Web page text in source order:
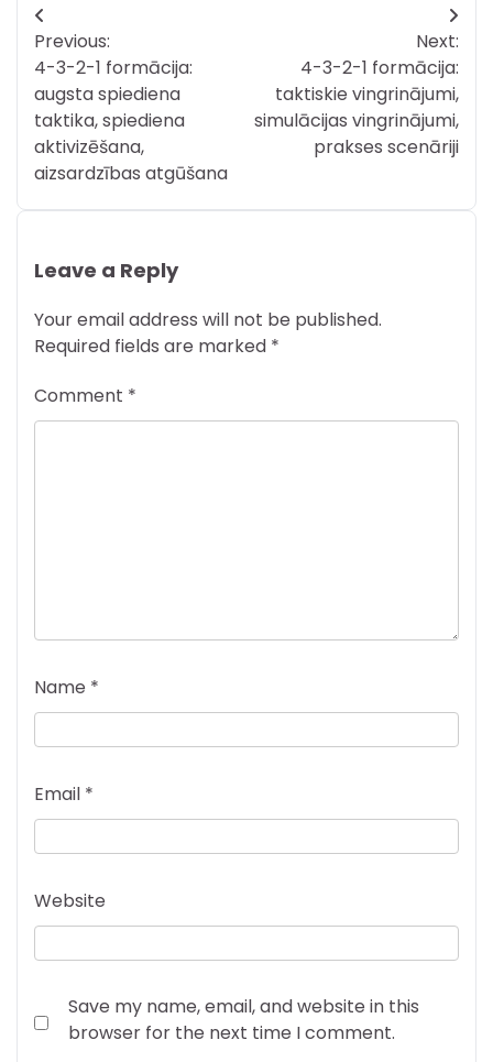
Post
navigation
Previous:
4-3-2-1 formācija:
augsta spiediena
taktika, spiediena
aktivizēšana,
aizsardzības atgūšana
Next:
4-3-2-1 formācija:
taktiskie vingrinājumi,
simulācijas vingrinājumi,
prakses scenāriji
Leave a Reply
Your email address will not be published.
Required fields are marked *
Comment *
Name *
Email *
Website
Save my name, email, and website in this
browser for the next time I comment.